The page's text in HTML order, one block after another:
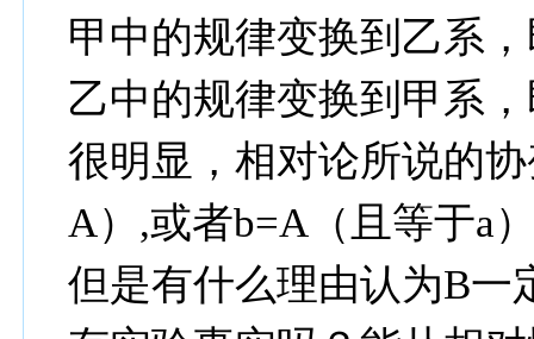
甲中的规律变换到乙系
乙中的规律变换到甲系
很明显，相对论所说的
A）,或者b=A（且等于a
但是有什么理由认为B一